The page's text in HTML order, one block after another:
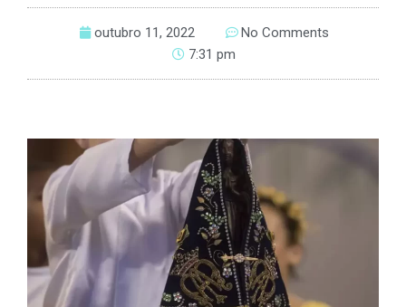
outubro 11, 2022
No Comments
7:31 pm